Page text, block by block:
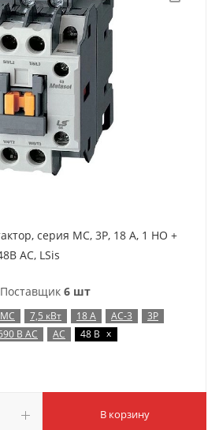
серия MC, 3P, 18 А, 1 НО +
AC, LSis
Поставщик 6 шт
MC 7,5 кВт 18 А AC-3
3P
В AC AC 48 В x
В корзину